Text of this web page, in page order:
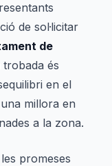
de sol·licitar
de
és
en el
millora en
a la zona.
promeses